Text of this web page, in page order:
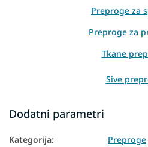
Preproge za
Preproge za
Tkane
Sive
Dodatni parametri
Kategorija:
Preproge